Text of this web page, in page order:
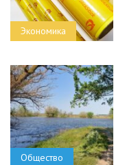
Экономика
Общество